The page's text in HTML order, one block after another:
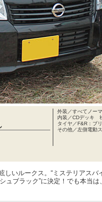
外装／すべてノー
内装／CDデッキ
タイヤ／F&R：ブ
その他／左側電動
しいルークス。“ミステリアスバ
ュブラック”に決定！でも本当